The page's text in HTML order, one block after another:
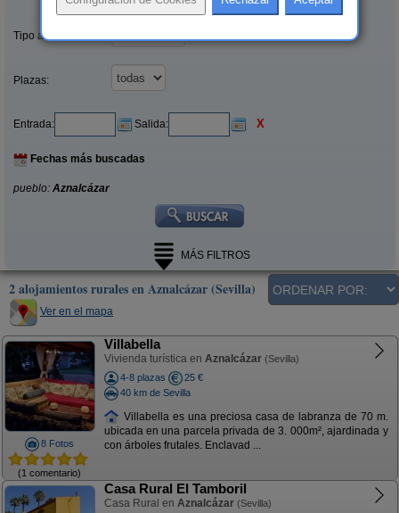
Tipo alquiler:
Plazas:
Entrada: Salida: X
Fechas más buscadas
pueblo: Aznalcázar
MÁS FILTROS
2 alojamientos rurales en Aznalcázar (Sevilla)
Ver en el mapa
8 Fotos
(1 comentario)
Villabella
Vivienda turística en Aznalcázar (Sevilla)
4-8 plazas
25 €
40 km de Sevilla
Villabella es una preciosa casa de labranza de 70 m.
ubicada en una parcela privada de 3. 000m², ajardinada y
con árboles frutales. Enclavad ...
Casa Rural El Tamboril
Casa Rural en Aznalcázar (Sevilla)